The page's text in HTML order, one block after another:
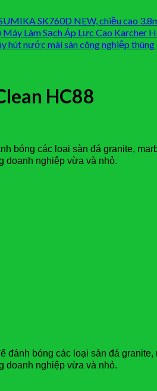
SK760D NEW, chiều cao
Máy Làm Sạch Áp Lực Cao Karcher
hút nước mài sàn công nghiệp
HC88
bóng các loại sàn đá granite,
doanh nghiệp vừa và nhỏ.
đánh bóng các loại sàn đá
doanh nghiệp vừa và nhỏ.